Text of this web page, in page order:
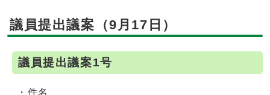
議員提出議案（9月17日）
議員提出議案1号
・件名